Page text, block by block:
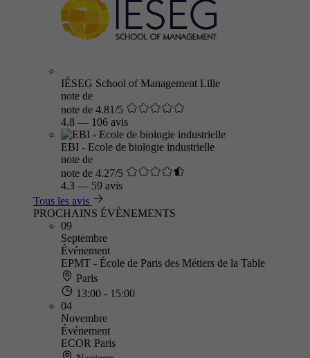
IÉSEG School of Management Lille
note de
note de 4.81/5
4.8 — 106 avis
EBI - Ecole de biologie industrielle
note de
note de 4.27/5
4.3 — 59 avis
Tous les avis
PROCHAINS ÉVÈNEMENTS
09
Septembre
Événement
EPMT - École de Paris des Métiers de la Table
Paris
13:00 - 15:00
04
Novembre
Événement
ECOR Paris